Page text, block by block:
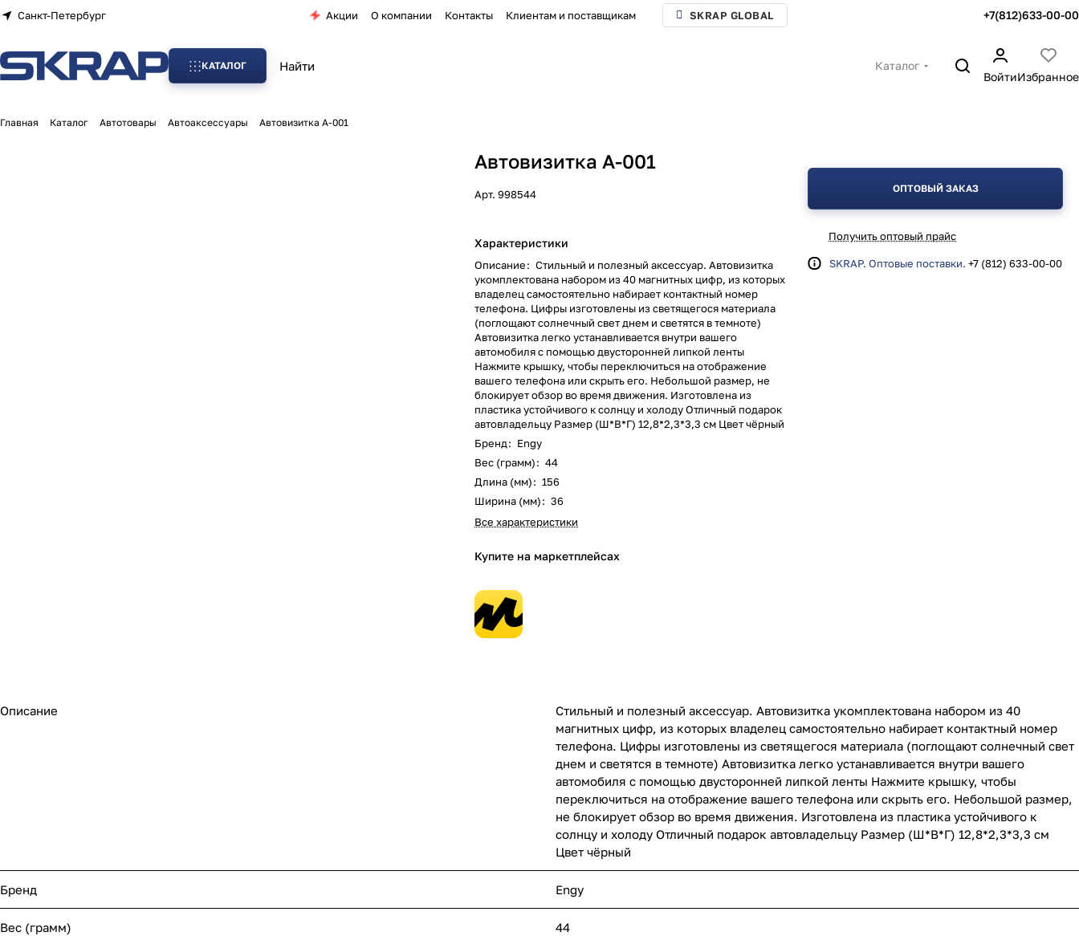
Санкт-Петербург Акции О компании Контакты Клиентам и поставщикам SKRAP GLOBAL +7(812)633-00-00
КАТАЛОГ
Каталог
ВойтиИзбранное
Главная Каталог Автотовары Автоаксессуары Автовизитка А-001
Автовизитка А-001
Арт.998544
Характеристики
Описание: Стильный и полезный аксессуар. Автовизитка
укомплектована набором из 40 магнитных цифр, из которых
владелец самостоятельно набирает контактный номер
телефона. Цифры изготовлены из светящегося материала
(поглощают солнечный свет днем и светятся в темноте)
Автовизитка легко устанавливается внутри вашего
автомобиля с помощью двусторонней липкой ленты
Нажмите крышку, чтобы переключиться на отображение
вашего телефона или скрыть его. Небольшой размер, не
блокирует обзор во время движения. Изготовлена из
пластика устойчивого к солнцу и холоду Отличный подарок
автовладельцу Размер (Ш*В*Г) 12,8*2,3*3,3 см Цвет чёрный
Бренд: Engy
Вес (грамм): 44
Длина (мм): 156
Ширина (мм): 36
Все характеристики
Купите на маркетплейсах
ОПТОВЫЙ ЗАКАЗ
Получить оптовый прайс
SKRAP. Оптовые поставки. +7 (812) 633-00-00
Описание
Стильный и полезный аксессуар. Автовизитка укомплектована набором из 40
магнитных цифр, из которых владелец самостоятельно набирает контактный номер
телефона. Цифры изготовлены из светящегося материала (поглощают солнечный свет
днем и светятся в темноте) Автовизитка легко устанавливается внутри вашего
автомобиля с помощью двусторонней липкой ленты Нажмите крышку, чтобы
переключиться на отображение вашего телефона или скрыть его. Небольшой размер,
не блокирует обзор во время движения. Изготовлена из пластика устойчивого к
солнцу и холоду Отличный подарок автовладельцу Размер (Ш*В*Г) 12,8*2,3*3,3 см
Цвет чёрный
Бренд Engy
Вес (грамм) 44